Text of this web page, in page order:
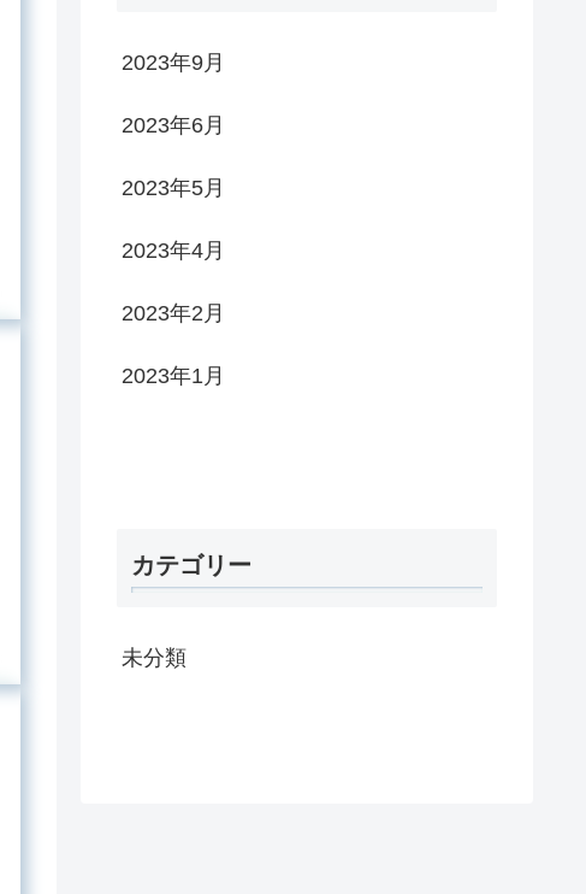
2023年9月
2023年6月
2023年5月
2023年4月
2023年2月
2023年1月
カテゴリー
未分類